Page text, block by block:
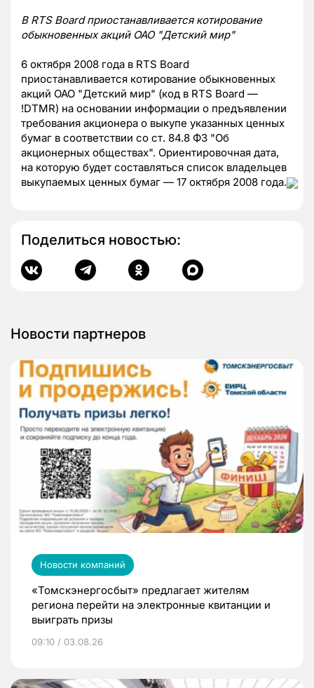
В RTS Board приостанавливается котирование
обыкновенных акций ОАО "Детский мир"
6 октября 2008 года в RTS Board
приостанавливается котирование обыкновенных
акций ОАО "Детский мир" (код в RTS Board —
!DTMR) на основании информации о предъявлении
требования акционера о выкупе указанных ценных
бумаг в соответствии со ст. 84.8 ФЗ "Об
акционерных обществах". Ориентировочная дата,
на которую будет составляться список владельцев
выкупаемых ценных бумаг — 17 октября 2008 года.
Поделиться новостью:
Новости партнеров
Новости компаний
«Томскэнергосбыт» предлагает жителям
региона перейти на электронные квитанции и
выиграть призы
09:10 / 03.08.26